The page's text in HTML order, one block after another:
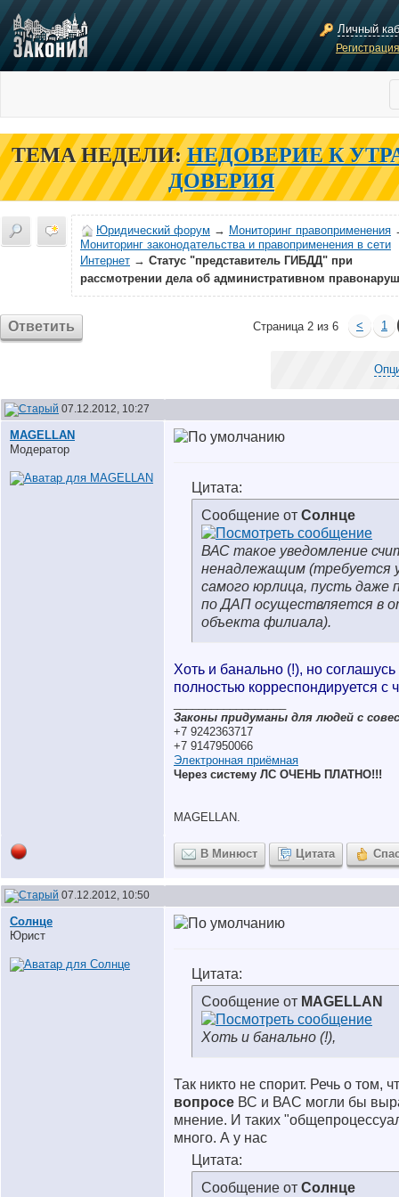
Личный
ТЕМА НЕДЕЛИ: НЕДОВЕРИЕ К
ДОВЕРИЯ
Юридический форум → Мониторинг правоприменения
Мониторинг законодательства и правоприменения в сети
Интернет → Статус "представитель ГИБДД" при
рассмотрении дела об административном
Ответить Страница 2 из 6 < 1
07.12.2012, 10:27
MAGELLAN
Модератор
Цитата:
Сообщение от Солнце
ВАС такое уведомление
ненадлежащим (требуется
самого юрлица, пусть даже
по ДАП осуществляется в
объекта филиала).
Хоть и банально (!), но
полностью корреспондируется с
Законы придуманы для людей с
+7 9242363717
+7 9147950066
Электронная приёмная
Через систему ЛС ОЧЕНЬ ПЛАТНО!!!
MAGELLAN.
В Минюст Цитата
07.12.2012, 10:50
Солнце
Юрист
Цитата:
Сообщение от MAGELLAN
Хоть и банально (!),
Так никто не спорит. Речь о том,
вопросе ВС и ВАС могли бы
мнение. И таких
много. А у нас
Цитата:
Сообщение от Солнце